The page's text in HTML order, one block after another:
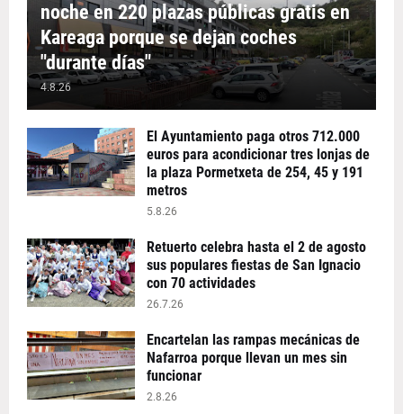
noche en 220 plazas públicas gratis en
Kareaga porque se dejan coches
"durante días"
4.8.26
El Ayuntamiento paga otros 712.000
euros para acondicionar tres lonjas de
la plaza Pormetxeta de 254, 45 y 191
metros
5.8.26
Retuerto celebra hasta el 2 de agosto
sus populares fiestas de San Ignacio
con 70 actividades
26.7.26
Encartelan las rampas mecánicas de
Nafarroa porque llevan un mes sin
funcionar
2.8.26